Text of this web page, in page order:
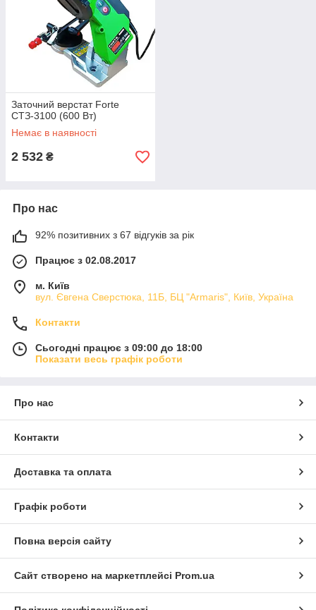
Заточний верстат Forte
СТЗ-3100 (600 Вт)
Немає в наявності
2 532 ₴
Про нас
92% позитивних з 67 відгуків за рік
Працює з 02.08.2017
м. Київ
вул. Євгена Сверстюка, 11Б, БЦ "Armaris", Київ, Україна
Контакти
Сьогодні працює з 09:00 до 18:00
Показати весь графік роботи
Про нас
Контакти
Доставка та оплата
Графік роботи
Повна версія сайту
Сайт створено на маркетплейсі Prom.ua